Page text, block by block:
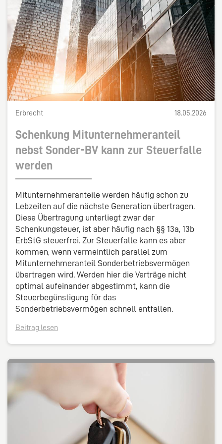
der Auszahlung aus der Erbengemeinschaft ist eine
klare Regelung und Dokumentation ratsam, um
Streitigkeiten zu vermeiden.
Erbrecht hinzugezogen werden, um eine
einvernehmliche Lösung zu finden.
Erbrecht 18.05.2026
Schenkung Mitunternehmeranteil
nebst Sonder-BV kann zur Steuerfalle
werden
Mitunternehmeranteile werden häufig schon zu
Lebzeiten auf die nächste Generation übertragen.
Diese Übertragung unterliegt zwar der
Schenkungsteuer, ist aber häufig nach §§ 13a, 13b
ErbStG steuerfrei. Zur Steuerfalle kann es aber
kommen, wenn vermeintlich parallel zum
Mitunternehmeranteil Sonderbetriebsvermögen
übertragen wird. Werden hier die Verträge nicht
optimal aufeinander abgestimmt, kann die
Steuerbegünstigung für das
Sonderbetriebsvermögen schnell entfallen.
Beitrag lesen